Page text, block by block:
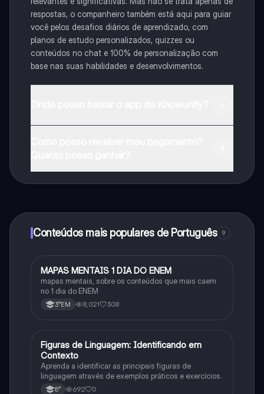
respostas, o companheiro também está aqui para guiar
você pelos desafios diários de aprendizado, com
planos de estudo personalizados, quizzes ou
conteúdos no chat e 100% de personalização com
base nas suas habilidades e desenvolvimentos.
Conteúdos mais populares de Português 9
Português
MAPAS MENTAIS 1 DIA DO ENEM
mapas mentais, sobre os conteúdos que mais caem
no 1 dia do ENEM
3°EM 8,021 308
FPortuguês
Figuras de Linguagem: Identificando em
Contexto
Aprenda a identificar as principais figuras de
linguagem através de exemplos práticos e exercícios.
8° 692 0